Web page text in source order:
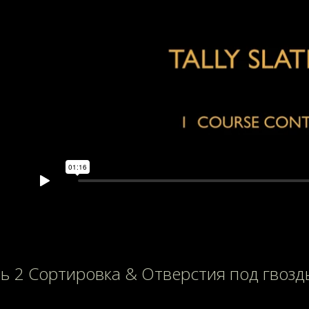
2 Сортировка & Отверстия под